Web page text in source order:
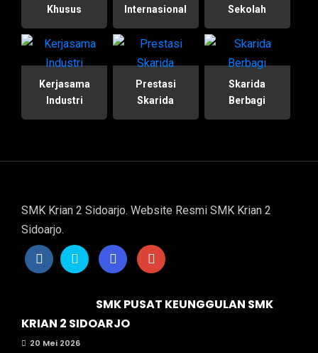
Khusus
Internasional
Sekolah
Kerjasama
Industri
Prestasi
Skarida
Skarida
Berbagi
SMK Krian 2 Sidoarjo. Website Resmi SMK Krian 2
Sidoarjo.
SMK PUSAT KEUNGGULAN SMK
KRIAN 2 SIDOARJO
20 Mei 2026